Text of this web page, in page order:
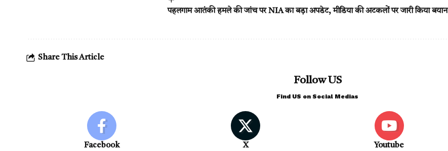
पहलगाम आतंकी हमले की जांच पर NIA का बड़ा अपडेट, मीडिया की अटकलों पर जारी किया बयान
Share This Article
Follow US
Find US on Social Medias
Facebook X Youtube